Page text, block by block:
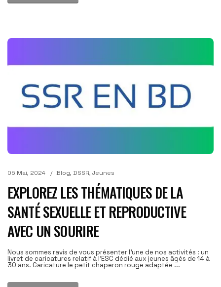
05 Mai, 2024 Blog, DSSR, Jeunes
EXPLOREZ LES THÉMATIQUES DE LA
SANTÉ SEXUELLE ET REPRODUCTIVE
AVEC UN SOURIRE
Nous sommes ravis de vous présenter l’une de nos activités : un
livret de caricatures relatif à l’ESC dédié aux jeunes âgés de 14 à
30 ans. Caricature le petit chaperon rouge adaptée ...